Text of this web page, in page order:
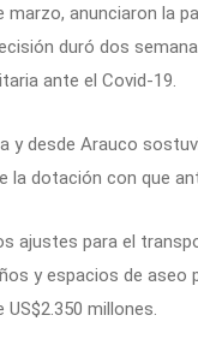
anunciaron la
duró dos
ante el Covid-19.
y desde Arauco
la dotación con que
ajustes para el
y espacios de
millones.